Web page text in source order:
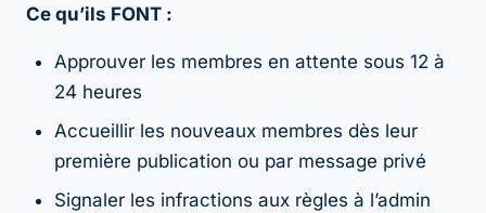
Ce qu’ils FONT :
Approuver les membres en attente sous 12 à
24 heures
Accueillir les nouveaux membres dès leur
première publication ou par message privé
Signaler les infractions aux règles à l’admin